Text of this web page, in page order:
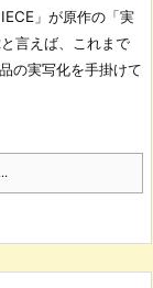
」が原作の「実
言えば、これまで
の実写化を手掛けて